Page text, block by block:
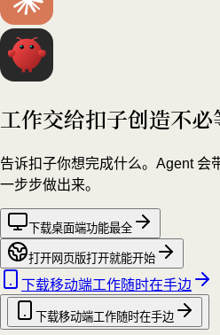
工作交给扣子创造不必
告诉扣子你想完成什么。Agent 会
一步步做出来。
下载桌面端功能最全
打开网页版打开就能开始
下载移动端工作随时在手边
下载移动端工作随时在手边